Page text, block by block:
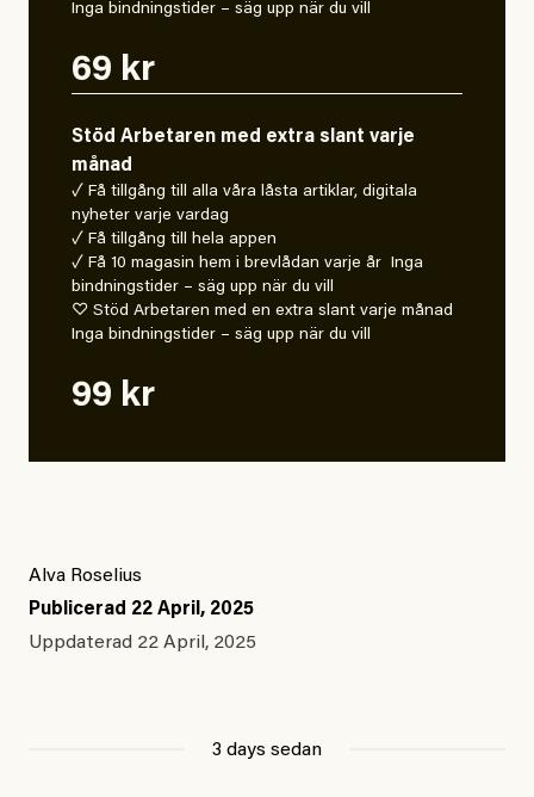
Inga bindningstider – säg upp när du vill
69 kr
Stöd Arbetaren med extra slant varje
månad
✓ Få tillgång till alla våra låsta artiklar, digitala
nyheter varje vardag
✓ Få tillgång till hela appen
✓ Få 10 magasin hem i brevlådan varje år Inga
bindningstider – säg upp när du vill
♡ Stöd Arbetaren med en extra slant varje månad
Inga bindningstider – säg upp när du vill
99 kr
Alva Roselius
Publicerad 22 April, 2025
Uppdaterad 22 April, 2025
3 days sedan